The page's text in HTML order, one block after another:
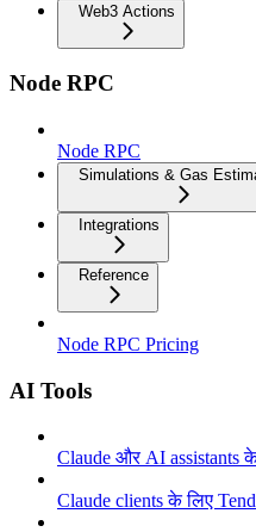
Web3 Actions
Node RPC
Node RPC
Simulations & Gas
Integrations
Reference
Node RPC Pricing
AI Tools
Claude और AI assistants
Claude clients के लिए